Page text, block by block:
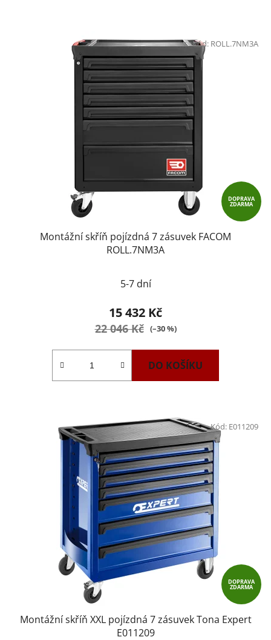
DOPRAVA
ZDARMA
Montážní skříň pojízdná 7 zásuvek FACOM
ROLL.7NM3A
5-7 dní
15 432 Kč
22 046 Kč (–30 %)
DO KOŠÍKU
Kód: ROLL.7NM3A
DOPRAVA
ZDARMA
Montážní skříň XXL pojízdná 7 zásuvek Tona Expert
E011209
Kód: E011209